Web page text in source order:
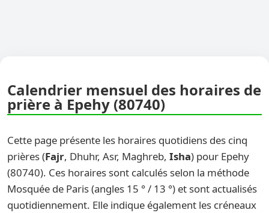
Calendrier mensuel des horaires de
prière à Epehy (80740)
Cette page présente les horaires quotidiens des cinq
prières (Fajr, Dhuhr, Asr, Maghreb, Isha) pour Epehy
(80740). Ces horaires sont calculés selon la méthode
Mosquée de Paris (angles 15 ° / 13 °) et sont actualisés
quotidiennement. Elle indique également les créneaux